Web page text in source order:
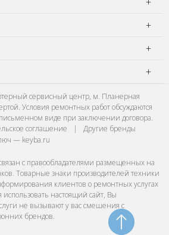
сервисный центр, м. Планерная
Условия ремонтных работ обсуждаются
виде при заключении договора.
соглашение |
Другие бренды
— keyba.ru
с правообладателями размещенных на
Товарные знаки производителей техники
клиентов о ремонтных услугах
настоящий сайт, Вы
не вызывают у вас смешения с
брендов.